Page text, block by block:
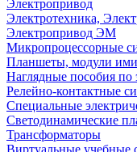
Электропривод
Электротехника,
Электропривод ЭМ
Микропроцессорные
Планшеты, модули
Наглядные пособия
Релейно-контактные
Специальные
Светодинамические
Трансформаторы
Виртуальные учебные